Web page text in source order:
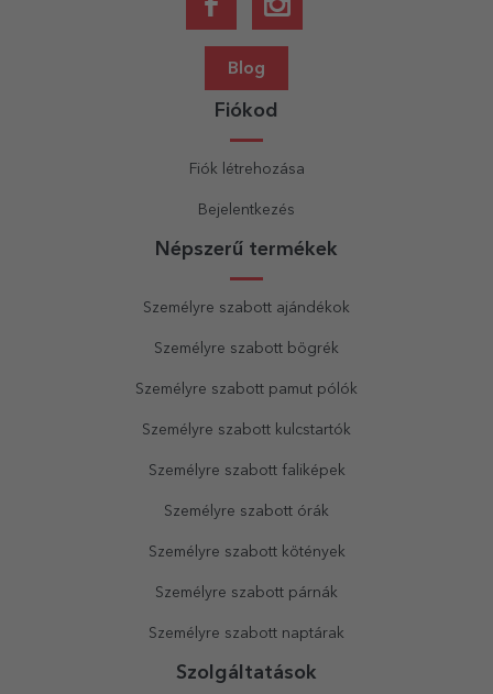
Blog
Fiókod
Fiók létrehozása
Bejelentkezés
Népszerű termékek
Személyre szabott ajándékok
Személyre szabott bögrék
Személyre szabott pamut pólók
Személyre szabott kulcstartók
Személyre szabott faliképek
Személyre szabott órák
Személyre szabott kötények
Személyre szabott párnák
Személyre szabott naptárak
Szolgáltatások